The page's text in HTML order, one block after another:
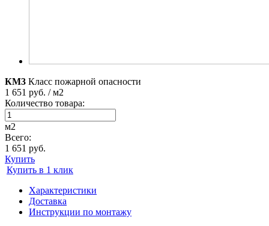
КМ3 Класс пожарной опасности
1 651 руб. / м2
Количество товара:
м2
Всего:
1 651 руб.
Купить
Купить в 1 клик
Характеристики
Доставка
Инструкции по монтажу